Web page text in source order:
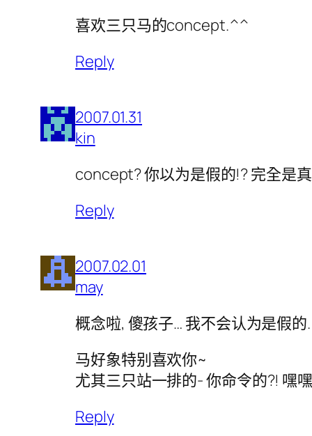
喜欢三只马的concept.^^
Reply
2007.01.31
kin
concept? 你以为是假的!? 完全是
Reply
2007.02.01
may
概念啦, 傻孩子… 我不会认为是假
马好象特别喜欢你~
尤其三只站一排的- 你命令的?! 嘿
Reply